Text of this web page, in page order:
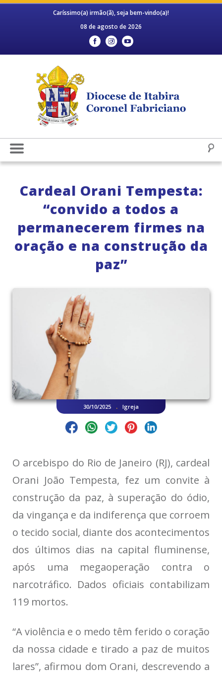
Caríssimo(a) irmão(ã), seja bem-vindo(a)!
08 de agosto de 2026
Cardeal Orani Tempesta:
“convido a todos a
permanecerem firmes na
oração e na construção da
paz”
30/10/2025 . Igreja
O arcebispo do Rio de Janeiro (RJ), cardeal
Orani João Tempesta, fez um convite à
construção da paz, à superação do ódio,
da vingança e da indiferença que corroem
o tecido social, diante dos acontecimentos
dos últimos dias na capital fluminense,
após uma megaoperação contra o
narcotráfico. Dados oficiais contabilizam
119 mortos.
“A violência e o medo têm ferido o coração
da nossa cidade e tirado a paz de muitos
lares”, afirmou dom Orani, descrevendo a